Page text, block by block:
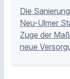
Die
Neu-Ulmer
Zuge der
neue